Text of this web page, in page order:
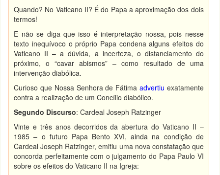
Quando? No Vaticano II? É do Papa a aproximação dos dois
termos!
E não se diga que isso é interpretação nossa, pois nesse
texto inequívoco o próprio Papa condena alguns efeitos do
Vaticano II – a dúvida, a incerteza, o distanciamento do
próximo, o “cavar abismos” – como resultado de uma
intervenção diabólica.
Curioso que Nossa Senhora de Fátima advertiu exatamente
contra a realização de um Concílio diabólico.
Segundo Discurso: Cardeal Joseph Ratzinger
Vinte e três anos decorridos da abertura do Vaticano II –
1985 – o futuro Papa Bento XVI, ainda na condição de
Cardeal Joseph Ratzinger, emitiu uma nova constatação que
concorda perfeitamente com o julgamento do Papa Paulo VI
sobre os efeitos do Vaticano II na Igreja: